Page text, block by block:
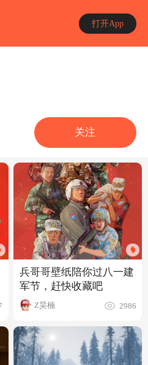
打开App
关注
兵哥哥壁纸陪你过八一建
军节，赶快收藏吧
Z昊楠 2986